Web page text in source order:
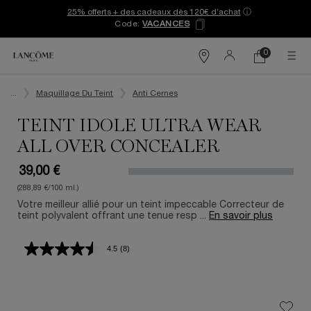
25% offerts + des cadeaux dès 120€ d’achat ⓘ
Code:VACANCES
Trouver
Mon
0
0 produit
Maquillage Du Teint Anti Cernes
TEINT IDOLE ULTRA WEAR
ALL OVER CONCEALER
39,00 €
(288,89 €/100 ml.)
Votre meilleur allié pour un teint impeccable Correcteur de
teint polyvalent offrant une tenue resp ... En savoir plus
4.5
Lire
(8)